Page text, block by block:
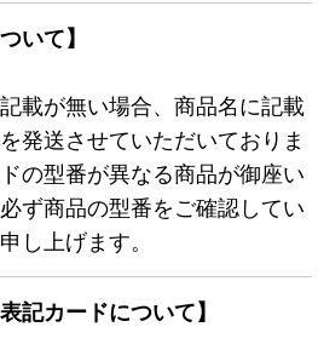
いて】
載が無い場合、商品名に記載
発送させていただいておりま
の型番が異なる商品が御座い
ず商品の型番をご確認してい
し上げます。
記カードについて】